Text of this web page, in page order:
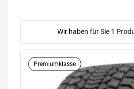
Wir haben für Sie 1
Premiumklasse